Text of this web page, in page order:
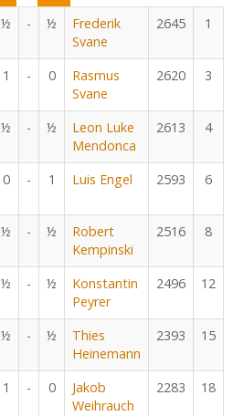
½ - ½
Frederik
Svane
2645 1
1 - 0
Rasmus
Svane
2620 3
½ - ½
Leon Luke
Mendonca
2613 4
0 - 1 Luis Engel 2593 6
½ - ½
Robert
Kempinski
2516 8
½ - ½
Konstantin
Peyrer
2496 12
½ - ½
Thies
Heinemann
2393 15
1 - 0
Jakob
Weihrauch
2283 18